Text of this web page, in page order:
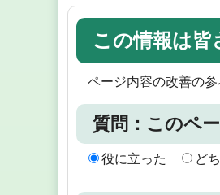
この情報は
ページ内容の改善の
質問：このペ
役に立った ど